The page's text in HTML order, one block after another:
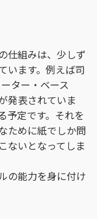
仕組みは、少しず
います。例えば司
ター・ベース
発表されていま
予定です。それを
ために紙でしか問
ないとなってしま
の能力を身に付け